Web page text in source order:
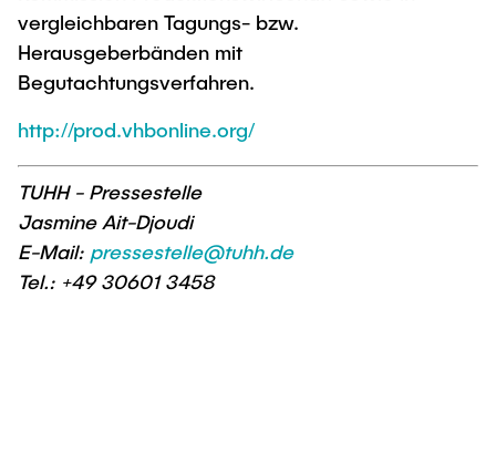
vergleichbaren Tagungs- bzw.
Herausgeberbänden mit
Begutachtungsverfahren.
http://prod.vhbonline.org/
TUHH - Pressestelle
Jasmine Ait-Djoudi
E-Mail: pressestelle@tuhh.de
Tel.: +49 30601 3458